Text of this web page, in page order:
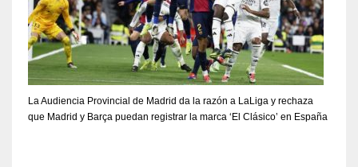
La Audiencia Provincial de Madrid da la razón a LaLiga y rechaza
que Madrid y Barça puedan registrar la marca ‘El Clásico’ en España